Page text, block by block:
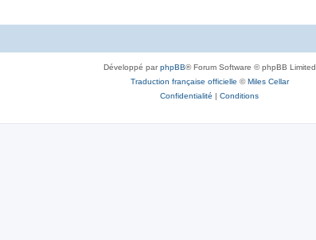
Développé parphpBB® Forum Software © phpBB Limited
Traduction française officielle ©Miles Cellar
Confidentialité | Conditions